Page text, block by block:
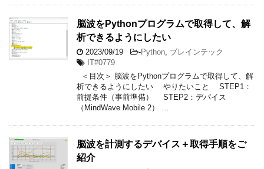
脳波をPythonプログラムで取得して、解
析できるようにしたい
2023/09/19 -Python ブレインテック
IT#0779
＜目次＞ 脳波をPythonプログラムで取得して、解
析できるようにしたい やりたいこと STEP1：
前提条件（事前準備） STEP2：デバイス
（MindWave Mobile 2） …
脳波を計測するデバイス＋取得手順をご
紹介